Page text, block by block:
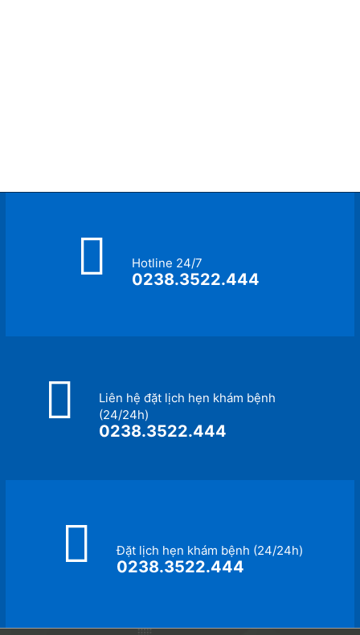
Hotline 24/7
0238.3522.444
Liên hệ đặt lịch hẹn khám bệnh
(24/24h)
0238.3522.444
Đặt lịch hẹn khám bệnh (24/24h)
0238.3522.444